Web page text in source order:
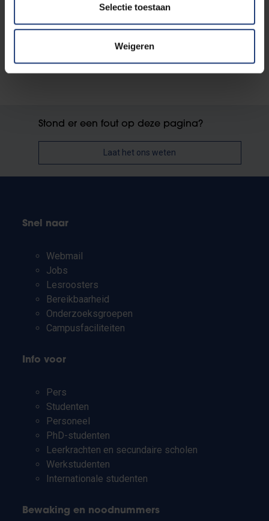
Selectie toestaan
Weigeren
Stond er een fout op deze pagina?
Laat het ons weten
Snel naar
Webmail
Jobs
Lesroosters
Bereikbaarheid
Onderzoeksgroepen
Campusfaciliteiten
Info voor
Pers
Studenten
Personeel
PhD-studenten
Leerkrachten en secundaire scholen
Werkstudenten
Internationale studenten
Bewaking en noodnummers